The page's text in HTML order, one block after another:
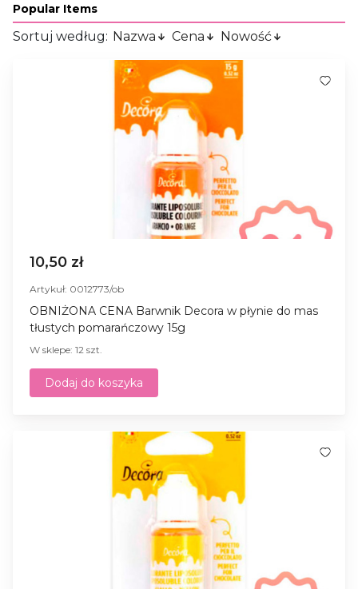
Popular Items
Sortuj według: Nazwa Cena Nowość
10,50 zł
Artykuł: 0012773/ob
OBNIŻONA CENA Barwnik Decora w płynie do mas
tłustych pomarańczowy 15g
W sklepe: 12 szt.
Dodaj do koszyka